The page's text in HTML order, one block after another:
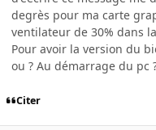
degrès pour ma carte
ventilateur de 30% dans
Pour avoir la version du
ou ? Au démarrage du pc
Citer